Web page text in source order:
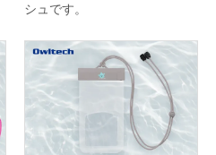
シュです。